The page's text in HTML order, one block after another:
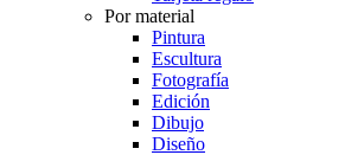
Por material
Pintura
Escultura
Fotografía
Edición
Dibujo
Diseño